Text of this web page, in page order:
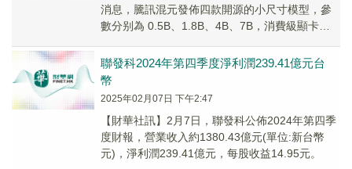
消息，騰訊混元發佈四款開源的小尺寸模型，參
數分别為 0.5B、1.8B、4B、7B，消費級顯卡即
聯發科2024年第四季度淨利潤239.41億元台
幣
2025年02月07日 下午2:47
【財華社訊】2月7日，聯發科公佈2024年第四季
度財報，營業收入約1380.43億元(單位:新台幣
元)，淨利潤239.41億元，每股收益14.95元。